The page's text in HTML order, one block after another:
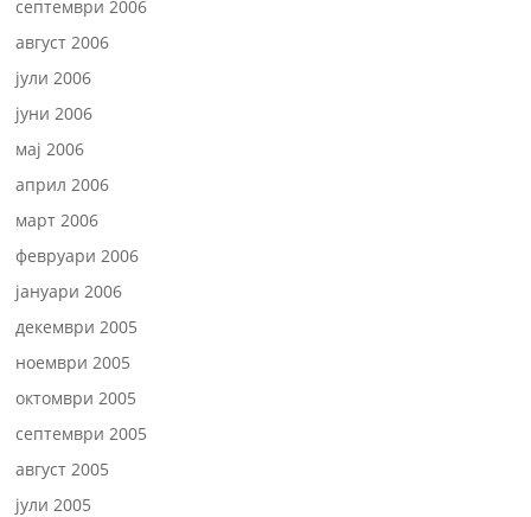
септември 2006
август 2006
јули 2006
јуни 2006
мај 2006
април 2006
март 2006
февруари 2006
јануари 2006
декември 2005
ноември 2005
октомври 2005
септември 2005
август 2005
јули 2005